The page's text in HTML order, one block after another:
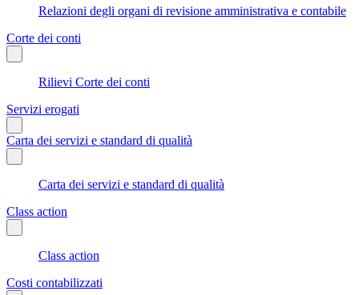
Relazioni degli organi di revisione amministrativa e contabile
Corte dei conti
Rilievi Corte dei conti
Servizi erogati
Carta dei servizi e standard di qualità
Carta dei servizi e standard di qualità
Class action
Class action
Costi contabilizzati